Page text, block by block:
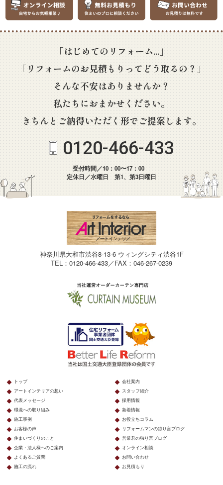
「はじめてのリフォーム...」
「リフォームのお見積もりってどう取るの？」
そんな不安はありませんか？
私たちにおまかせください。
きちんとご納得いただく形でご提案します。
0120-466-433
受付時間／10：00〜17：00
定休日／水曜日 第1、第3日曜日
神奈川県大和市渋谷8-13-6 ウィングシティ渋谷1F
TEL：0120-466-433／FAX：046-267-0239
トップ
アートインテリアの想い
代表メッセージ
環境への取り組み
施工事例
お客様の声
住まいづくりのこと
企業・法人様へのご案内
よくあるご質問
施工の流れ
会社案内
スタッフ紹介
採用情報
新着情報
お役立ちコラム
リフォームマンの独り言ブログ
営業君の独り言ブログ
オンライン相談
お問い合わせ
お見積もり